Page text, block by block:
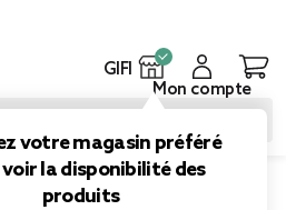
GIFI
votre magasin préféré
la disponibilité des
produits
Mon compte
table